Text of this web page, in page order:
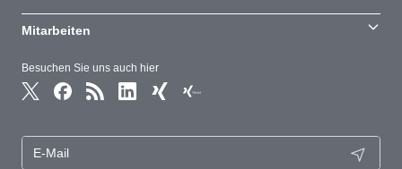
Besuchen Sie uns auch hier
Mitarbeiten